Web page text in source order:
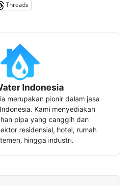
Threads
Indonesia
merupakan pionir dalam jasa
Kami menyediakan
pipa yang canggih dan
residensial, hotel, rumah
hingga industri.